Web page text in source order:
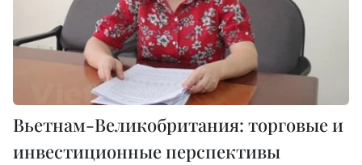
Вьетнам-Великобритания: торговые и
инвестиционные перспективы